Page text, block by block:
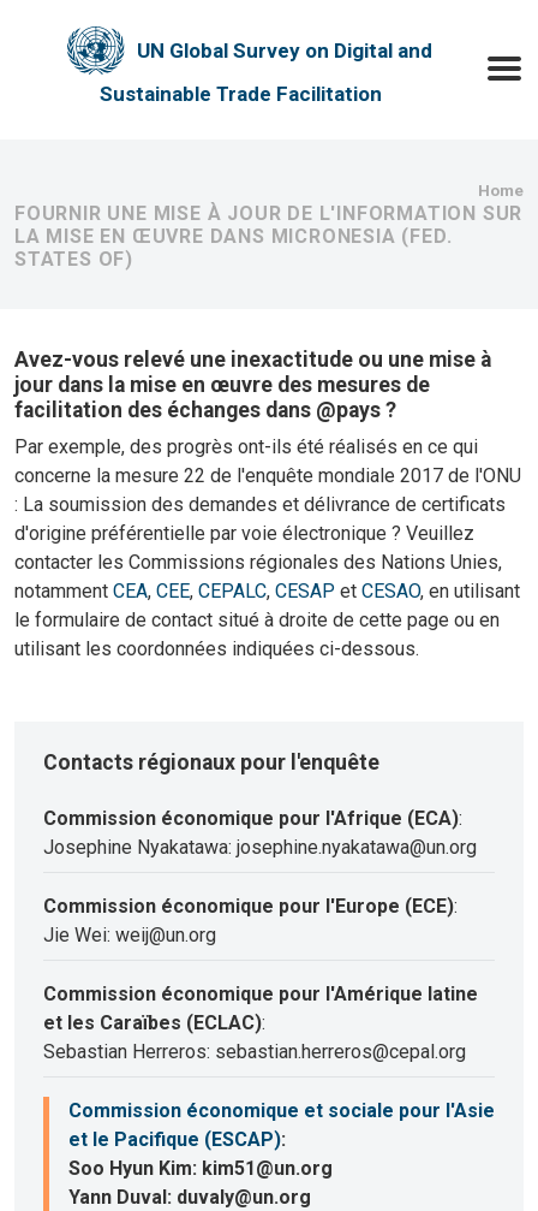
UN Global Survey on Digital and
Sustainable Trade Facilitation
Home
FOURNIR UNE MISE À JOUR DE L'INFORMATION SUR
LA MISE EN ŒUVRE DANS MICRONESIA (FED.
STATES OF)
Avez-vous relevé une inexactitude ou une mise à
jour dans la mise en œuvre des mesures de
facilitation des échanges dans @pays ?
Par exemple, des progrès ont-ils été réalisés en ce qui
concerne la mesure 22 de l'enquête mondiale 2017 de l'ONU
: La soumission des demandes et délivrance de certificats
d'origine préférentielle par voie électronique ? Veuillez
contacter les Commissions régionales des Nations Unies,
notamment CEA, CEE, CEPALC, CESAP et CESAO, en utilisant
le formulaire de contact situé à droite de cette page ou en
utilisant les coordonnées indiquées ci-dessous.
Contacts régionaux pour l'enquête
Commission économique pour l'Afrique (ECA):
Josephine Nyakatawa: josephine.nyakatawa@un.org
Commission économique pour l'Europe (ECE):
Jie Wei: weij@un.org
Commission économique pour l'Amérique latine
et les Caraïbes (ECLAC):
Sebastian Herreros: sebastian.herreros@cepal.org
Commission économique et sociale pour l'Asie
et le Pacifique (ESCAP):
Soo Hyun Kim: kim51@un.org
Yann Duval: duvaly@un.org